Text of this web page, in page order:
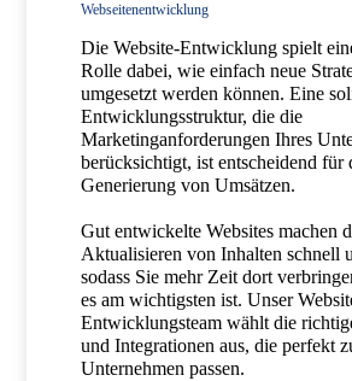
Webseitenentwicklung
Die Website-Entwicklung spielt
Rolle dabei, wie einfach neue
umgesetzt werden können. Eine
Entwicklungsstruktur, die die
Marketinganforderungen Ihres
berücksichtigt, ist entscheidend für
Generierung von Umsätzen.
Gut entwickelte Websites machen
Aktualisieren von Inhalten schnell
sodass Sie mehr Zeit dort
es am wichtigsten ist. Unser
Entwicklungsteam wählt die
und Integrationen aus, die perfekt
Unternehmen passen.